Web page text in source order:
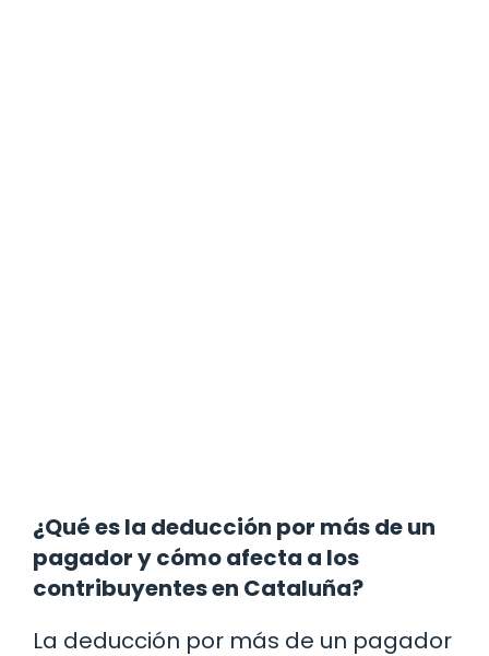
¿Qué es la deducción por más de un
pagador y cómo afecta a los
contribuyentes en Cataluña?
La deducción por más de un pagador